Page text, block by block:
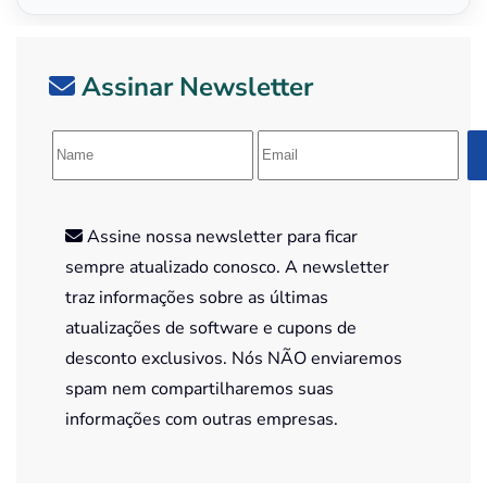
Assinar Newsletter
Assine nossa newsletter para ficar
sempre atualizado conosco. A newsletter
traz informações sobre as últimas
atualizações de software e cupons de
desconto exclusivos. Nós NÃO enviaremos
spam nem compartilharemos suas
informações com outras empresas.